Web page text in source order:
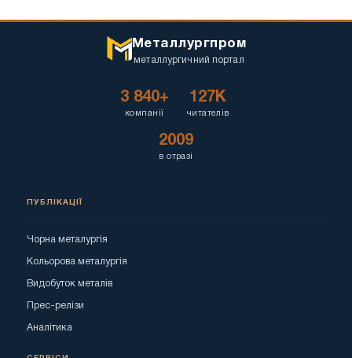
Металлургпром
металлургичний портал
3 840+
компанії
127K
читателів
2009
в отразі
ПУБЛІКАЦІЇ
Чорна металургія
Кольорова металургія
Видобуток металів
Прес-релізи
Аналітика